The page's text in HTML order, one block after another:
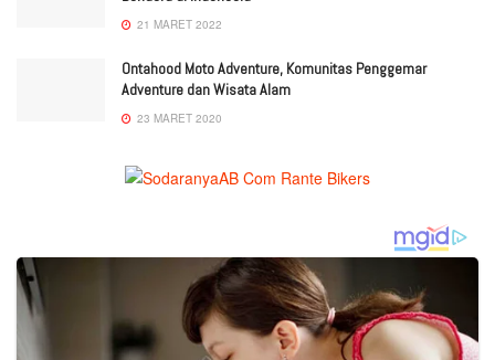
21 MARET 2022
Ontahood Moto Adventure, Komunitas Penggemar
Adventure dan Wisata Alam
23 MARET 2020